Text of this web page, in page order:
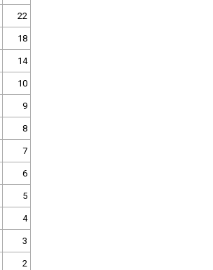
22
18
14
10
9
8
7
6
5
4
3
2